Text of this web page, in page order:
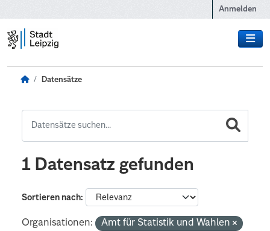
Anmelden
Datensätze
1 Datensatz gefunden
Sortieren nach
Organisationen:
Amt für Statistik und Wahlen